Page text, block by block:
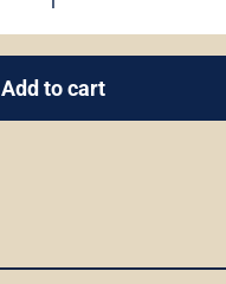
El
invisible
Add to cart